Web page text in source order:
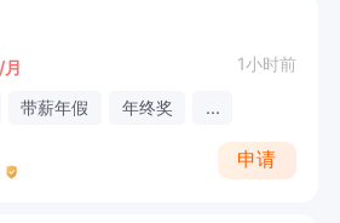
月 1小时前
带薪年假 年终奖 ...
申请